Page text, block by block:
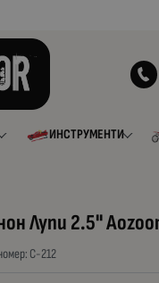
ИНСТРУМЕНТИ
Лупи 2.5"
C-212